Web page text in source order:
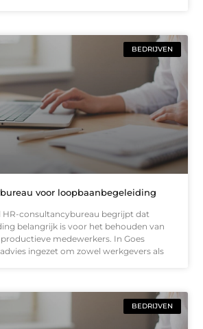
BEDRIJVEN
voor loopbaanbegeleiding
HR-consultancybureau begrijpt dat
belangrijk is voor het behouden van
medewerkers. In Goes
ingezet om zowel werkgevers als
BEDRIJVEN